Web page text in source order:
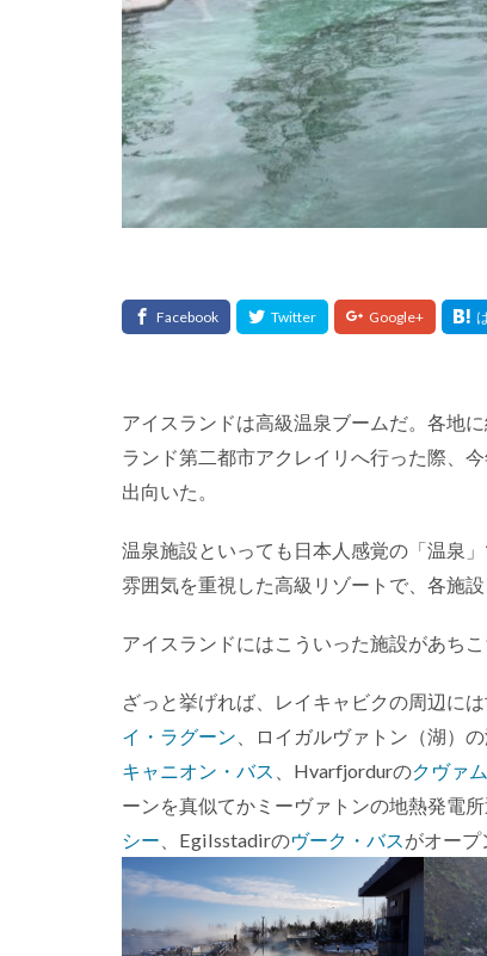
アイスランドは高級温泉ブームだ。各地
ランド第二都市アクレイリへ行った際、
出向いた。
温泉施設といっても日本人感覚の「温泉
雰囲気を重視した高級リゾートで、各施
アイスランドにはこういった施設があちこ
ざっと挙げれば、レイキャビクの周辺に
イ・ラグーン 、ロイガルヴァトン（湖）
キャニオン・バス
、Hvarfjordurのクヴァ
ーンを真似てかミーヴァトンの地熱発電
シー 、Egilsstadirのヴーク・バスがオープ